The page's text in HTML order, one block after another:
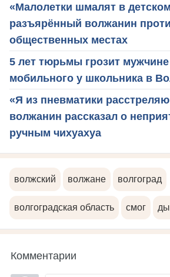
«Малолетки шмалят в
разъярённый волжанин
общественных местах
5 лет тюрьмы грозит мужчине
мобильного у школьника в
«Я из пневматики
волжанин рассказал о
ручным чихуахуа
волжский волжане волгоград
волгоградская область смог
Комментарии